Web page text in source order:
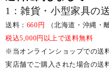
1：雑貨・小型家具の
送料： 660円
（北海道・沖縄・
税込5,000円以上で送料無料
※当オンラインショップでの送
実店舗でご購入された場合の送